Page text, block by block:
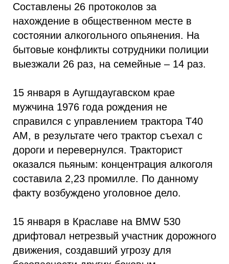
Составлены 26 протоколов за
нахождение в общественном месте в
состоянии алкогольного опьянения. На
бытовые конфликты сотрудники полиции
выезжали 26 раз, на семейные – 14 раз.
15 января в Аугшдаугавском крае
мужчина 1976 года рождения не
справился с управлением трактора T40
AM, в результате чего трактор съехал с
дороги и перевернулся. Тракторист
оказался пьяным: концентрация алкоголя
составила 2,23 промилле. По данному
факту возбуждено уголовное дело.
15 января в Краславе на BMW 530
дрифтовал нетрезвый участник дорожного
движения, создавший угрозу для